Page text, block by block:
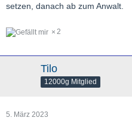
setzen, danach ab zum Anwalt.
2
Tilo
12000g Mitglied
5. März 2023